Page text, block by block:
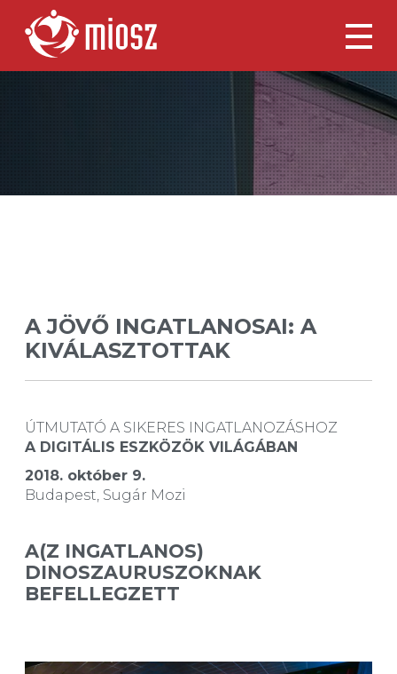
A JÖVŐ INGATLANOSAI: A
KIVÁLASZTOTTAK
ÚTMUTATÓ A SIKERES INGATLANOZÁSHOZ
A DIGITÁLIS ESZKÖZÖK VILÁGÁBAN
2018. október 9.
Budapest, Sugár Mozi
A(Z INGATLANOS)
DINOSZAURUSZOKNAK
BEFELLEGZETT